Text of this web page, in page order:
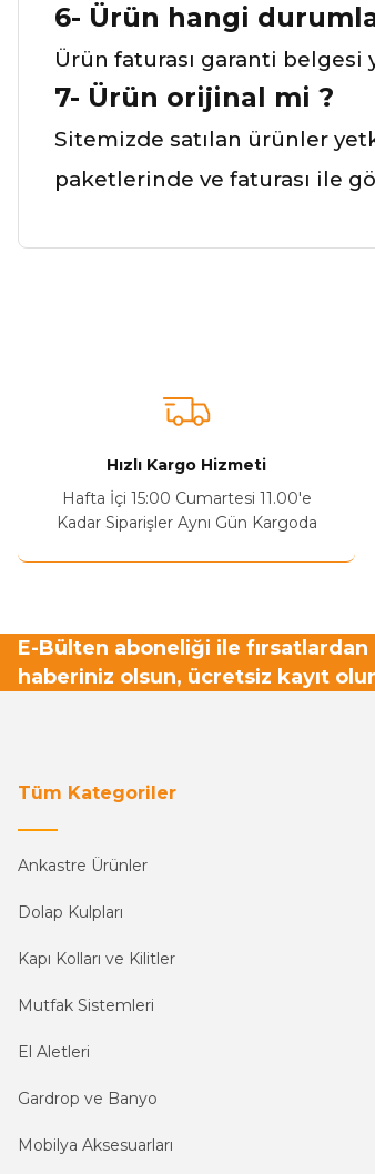
6- Ürün hangi
Ürün faturası garanti belgesi
7- Ürün orijinal mi ?
Sitemizde satılan ürünler
paketlerinde ve faturası ile
Ürün açıklamasında eksik bilgiler bulunuyor.
Bu ürüne benzer farklı alternatifler olmalı.
Hızlı Kargo Hizmeti
Hafta İçi 15:00 Cumartesi 11.00'e
Kadar Siparişler Aynı Gün Kargoda
E-Bülten aboneliği ile fırsatlardan
haberiniz olsun, ücretsiz kayıt
Tüm Kategoriler
Ankastre Ürünler
Dolap Kulpları
Kapı Kolları ve Kilitler
Mutfak Sistemleri
El Aletleri
Gardrop ve Banyo
Mobilya Aksesuarları